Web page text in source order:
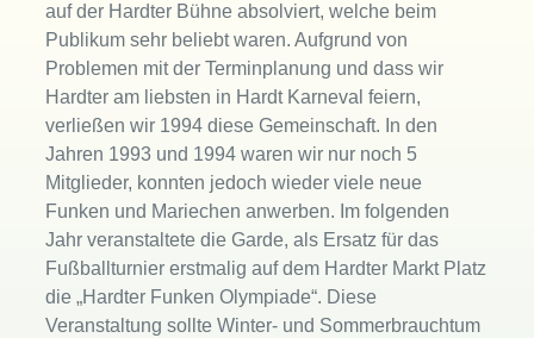
auf der Hardter Bühne absolviert, welche beim
Publikum sehr beliebt waren. Aufgrund von
Problemen mit der Terminplanung und dass wir
Hardter am liebsten in Hardt Karneval feiern,
verließen wir 1994 diese Gemeinschaft. In den
Jahren 1993 und 1994 waren wir nur noch 5
Mitglieder, konnten jedoch wieder viele neue
Funken und Mariechen anwerben. Im folgenden
Jahr veranstaltete die Garde, als Ersatz für das
Fußballturnier erstmalig auf dem Hardter Markt Platz
die „Hardter Funken Olympiade“. Diese
Veranstaltung sollte Winter- und Sommerbrauchtum